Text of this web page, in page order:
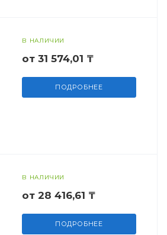
В НАЛИЧИИ
от 31 574,01 ₸
ПОДРОБНЕЕ
В НАЛИЧИИ
от 28 416,61 ₸
ПОДРОБНЕЕ